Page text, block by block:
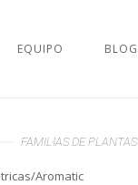
EQUIPO BLOG
FAMILIAS DE PLANTAS
Aromatic